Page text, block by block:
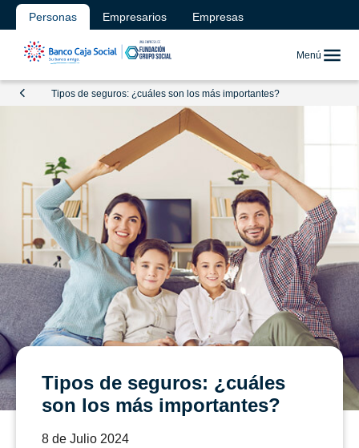
Personas Empresarios Empresas
Menú
Tipos de seguros: ¿cuáles son los más importantes?
Tipos de seguros: ¿cuáles
son los más importantes?
8 de Julio 2024